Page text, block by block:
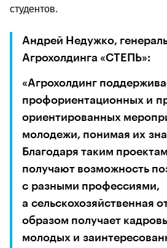
студентов.
Андрей Недужко,
Агрохолдинга «СТЕПЬ»:
«Агрохолдинг
профориентационных и
ориентированных
молодежи, понимая их
Благодаря таким
получают возможность
с разными профессиями,
а сельскохозяйственная
образом получает
молодых и